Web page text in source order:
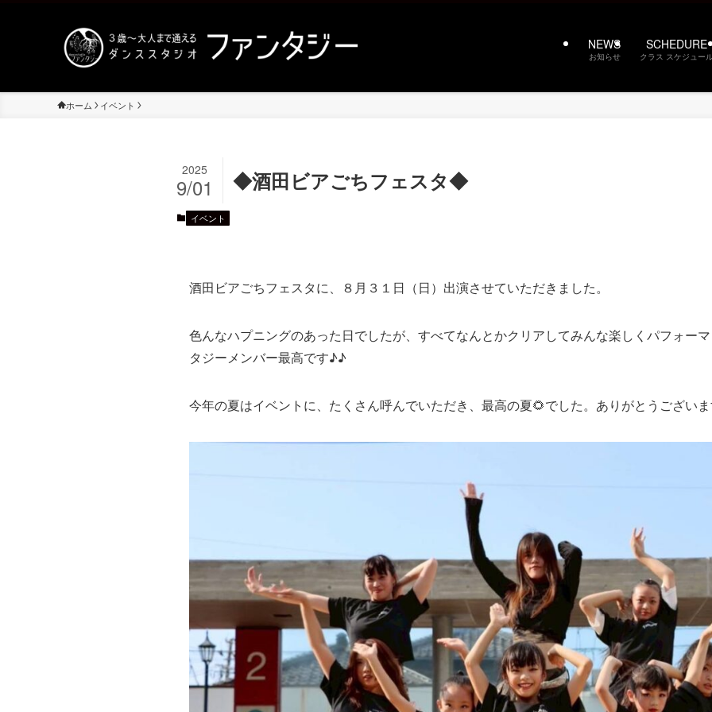
NEWS
お知らせ
SCHEDURE
クラス スケジュー
ホーム イベント
◆酒田ビアごちフェスタ◆
2025
9/01
イベント
酒田ビアごちフェスタに、８月３１日（日）出演させていただきました。
色んなハプニングのあった日でしたが、すべてなんとかクリアしてみんな楽しくパフォー
タジーメンバー最高です♪♪
今年の夏はイベントに、たくさん呼んでいただき、最高の夏🌻でした。ありがとうござい